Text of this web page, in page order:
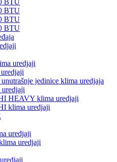
BTU
BTU
BTU
BTU
uredjaji
jedinice klima uredjaja
HEAVY klima uredjaji
klima uredjaji
uredjaji
uredjaji